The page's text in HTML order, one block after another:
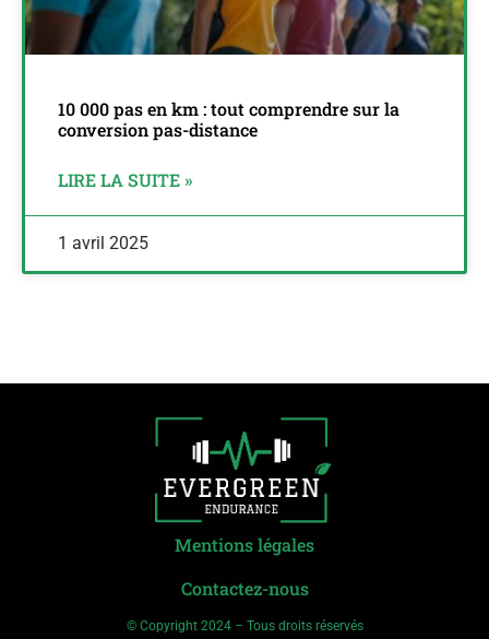
10 000 pas en km : tout comprendre sur la
conversion pas-distance
LIRE LA SUITE »
1 avril 2025
© Copyright 2024 – Tous droits réservés
Mentions légales
Contactez-nous